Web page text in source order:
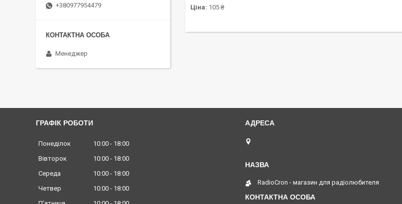
Ціна: 105 ₴
+380977954479
Менеджер
ГРАФІК РОБОТИ
Понеділок 10:00
18:00
Вівторок
10:00
18:00
Середа
10:00
18:00
Четвер
10:00
18:00
RadioCron - магазин для радіолюбителя